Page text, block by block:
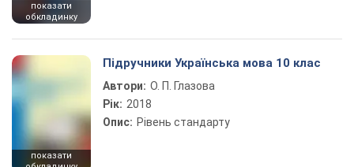
показати
обкладинку
показати
Підручники Українська мова 10 клас
Автори: О. П. Глазова
Рік: 2018
Опис: Рівень стандарту